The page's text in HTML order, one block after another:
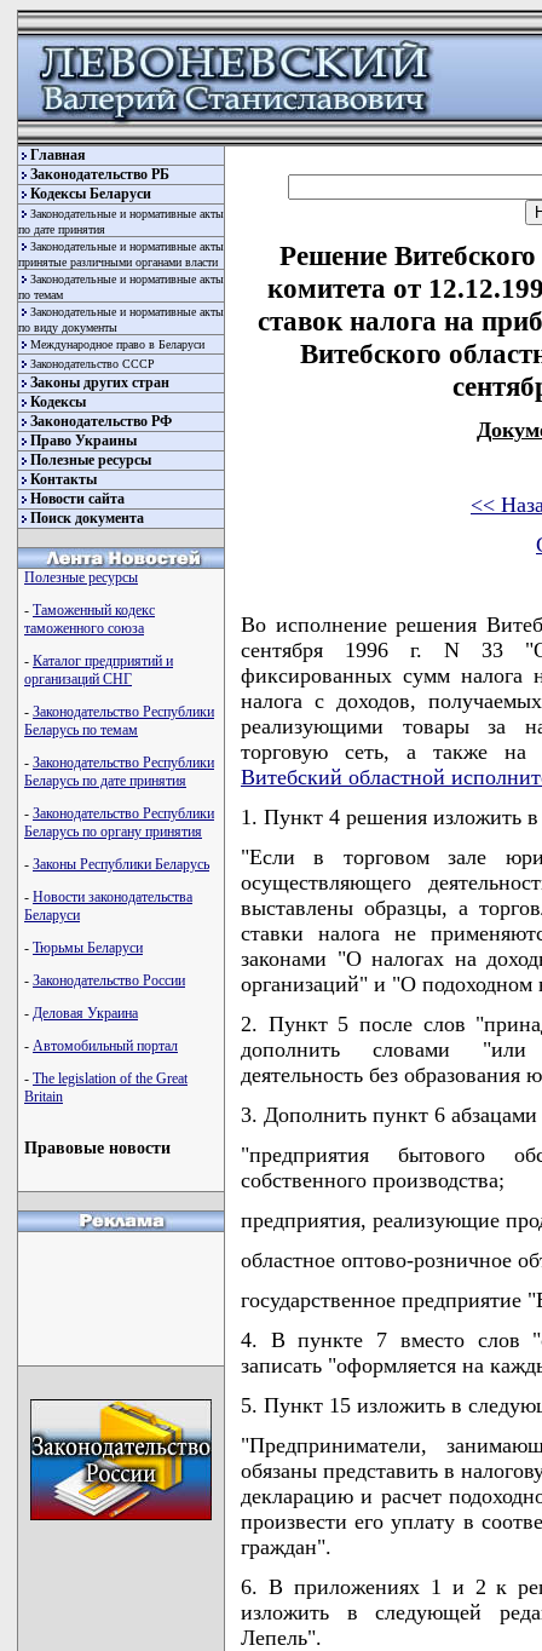
Главная
Законодательство РБ
Кодексы Беларуси
Законодательные и нормативные акты
по дате принятия
Законодательные и нормативные акты
принятые различными органами власти
Законодательные и нормативные акты
по темам
Законодательные и нормативные акты
по виду документы
Международное право в Беларуси
Законодательство СССР
Законы других стран
Кодексы
Законодательство РФ
Право Украины
Полезные ресурсы
Контакты
Новости сайта
Поиск документа
Полезные ресурсы
- Таможенный кодекс
таможенного союза
- Каталог предприятий и
организаций СНГ
- Законодательство Республики
Беларусь по темам
- Законодательство Республики
Беларусь по дате принятия
- Законодательство Республики
Беларусь по органу принятия
- Законы Республики Беларусь
- Новости законодательства
Беларуси
- Тюрьмы Беларуси
- Законодательство России
- Деловая Украина
- Автомобильный портал
- The legislation of the Great
Britain
Правовые новости
Решение
комитета от
ставок налога на
Витебского
<<
Во исполнение решения
сентября 1996 г. N 33
фиксированных сумм налога
налога с доходов,
реализующими товары за
торговую сеть, а также на
Витебский областной
1. Пункт 4 решения изложить
"Если в торговом зале
осуществляющего
выставлены образцы, а
ставки налога не
законами "О налогах на
организаций" и "О подоходном
2. Пункт 5 после слов
дополнить словами "или
деятельность без образования
3. Дополнить пункт 6
"предприятия бытового
собственного производства;
предприятия, реализующие
областное оптово-розничное
государственное предприятие
4. В пункте 7 вместо слов
записать "оформляется на
5. Пункт 15 изложить в
"Предприниматели,
обязаны представить в
декларацию и расчет
произвести его уплату в
граждан".
6. В приложениях 1 и 2 к
изложить в следующей
Лепель".